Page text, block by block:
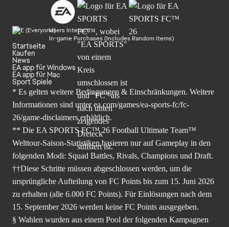
Users Interact
In-game Purchases (Includes Random Items)
Startseite
Kaufen
News
EA app für Windows
EA app für Mac
Sport Spiele
* Es gelten weitere Bedingungen & Einschränkungen. Weitere
Informationen sind unterea.com/games/ea-sports-fc/fc-
26/game-disclaimers erhältlich.
** Die EA SPORTS FC™ 26 Football Ultimate Team™
Welttour-Saison-Statistiken basieren nur auf Gameplay in den
folgenden Modi: Squad Battles, Rivals, Champions und Draft.
††Diese Schritte müssen abgeschlossen werden, um die
ursprüngliche Aufteilung von FC Points bis zum 15. Juni 2026
zu erhalten (alle 6.000 FC Points). Für Einlösungen nach dem
15. September 2026 werden keine FC Points ausgegeben.
§ Wahlen wurden aus einem Pool der folgenden Kampagnen